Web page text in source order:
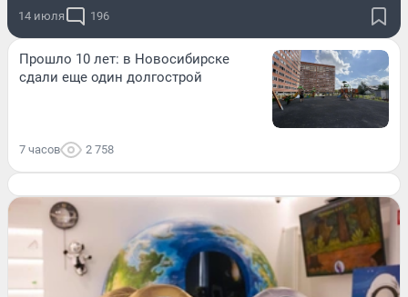
14 июля 196
Прошло 10 лет: в Новосибирске
сдали еще один долгострой
7 часов 2 758